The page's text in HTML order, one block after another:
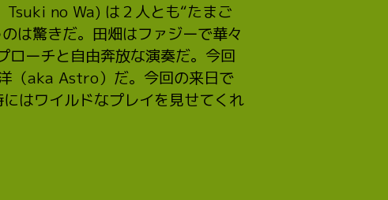
no Wa) は２人とも“たまご
は驚きだ。田畑はファジーで華々
ローチと自由奔放な演奏だ。今回
（aka Astro）だ。今回の来日で
はワイルドなプレイを見せてくれ